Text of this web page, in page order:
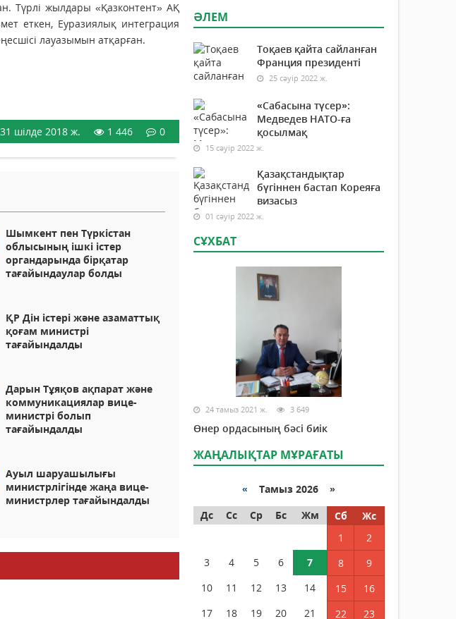
Түрлі жылдары «Қазконтент» АҚ
еткен, Еуразиялық интеграция
лауазымын атқарған.
31 шілде 2018 ж. 1 446 0
Шымкент пен Түркістан
облысының ішкі істер
органдарында бірқатар
тағайындаулар болды
ҚР Дін істері және азаматтық
қоғам министрі
тағайындалды
Дарын Тұяқов ақпарат және
коммуникациялар вице-
министрі болып
тағайындалды
Ауыл шаруашылығы
министрлігінде жаңа вице-
министрлер тағайындалды
ӘЛЕМ
Тоқаев қайта сайланған
Франция президенті
25 сәуір 2022 ж.
«Сабасына түсер»:
Медведев НАТО-ға
қосылмақ
15 сәуір 2022 ж.
Қазақстандықтар
бүгіннен бастап Кореяға
визасыз
01 сәуір 2022 ж.
СҰХБАТ
24 тамыз 2021 ж. 3 649
Өнер ордасының бәсі биік
ЖАҢАЛЫҚТАР МҰРАҒАТЫ
« Тамыз 2026 »
Дс
Сс Ср Бс Жм Сб
Жс
1
2
3
4 5 6 7 8
9
10
11 12 13 14 15
16
17
18 19 20 21 22 23